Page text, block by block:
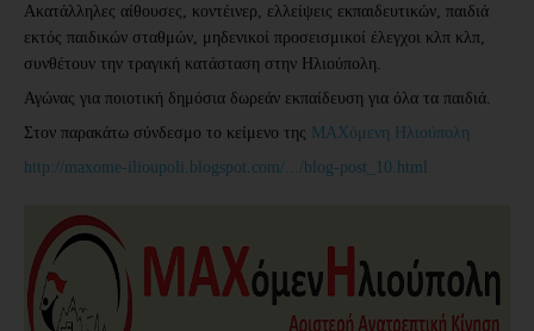
Ακατάλληλες αίθουσες, κοντέινερ, ελλείψεις εκπαιδευτικών, παιδιά
εκτός παιδικών σταθμών, μηδενικοί προσεισμικοί έλεγχοι κλπ κλπ,
συνθέτουν την τραγική κατάσταση στην Ηλιούπολη.
Αγώνας για ποιοτική δημόσια δωρεάν εκπαίδευση για όλα τα παιδιά.
Στον παρακάτω σύνδεσμο το κείμενο της ΜΑΧόμενη Ηλιούπολη
http://maxome-ilioupoli.blogspot.com/.../blog-post_10.html